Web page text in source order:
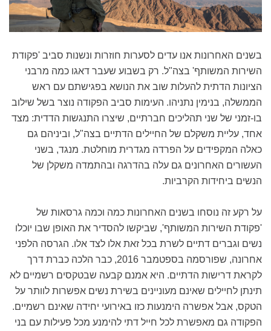
בשנים האחרונות אנו עדים לסערות חוזרות ונשנות סביב 'פקודת
השירות המשותף' בצה"ל. רק בשבוע שעבר דאגו כמה מרבני
הציונות הדתית להעלות שוב את הנושא בפגישתם עם ראש
הממשלה, בנימין נתניהו. העימות סביב הפקודה נוצר בשל שילוב
בו-זמני של שני תהליכים חברתיים, שיצרו התנגשות הדדית: מצד
אחד, עליית משקלם של החיילים הדתיים בצה"ל, וביניהם גם
כאלה המקפידים על הפרדה מגדרית מוחלטת. מנגד, בשני
העשורים האחרונים גם עלה בהדרגה ובהתמדה משקלן של
הנשים ביחידות הקרביות.
על רקע זה נוסחו בשנים האחרונות כמה וכמה גרסאות של
'פקודת השירות המשותף', שביקשו להסדיר את האופן שבו יוכלו
נשים וגברים דתיים לשרת בכל זאת אלו לצד אלו. הגרסה הלפני
אחרונה, שפורסמה בספטמבר 2016, כבר הלכה כברת דרך
לקראת דרישות הדתיים. היא אמנם קבעה שבטקסים רשמיים לא
תינתן לחיילים שאינם מעוניינים בשירת נשים אפשרות לוותר על
הטקס, אבל אפשרה הימנעות כזו באירועי יחידה שאינם רשמיים.
הפקודה גם מאפשרת לכל חייל דתי להימנע מכל פעילות עם בני